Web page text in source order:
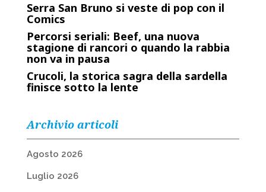
Serra San Bruno si veste di pop con il
Comics
Percorsi seriali: Beef, una nuova
stagione di rancori o quando la rabbia
non va in pausa
Crucoli, la storica sagra della sardella
finisce sotto la lente
Archivio articoli
Agosto 2026
Luglio 2026